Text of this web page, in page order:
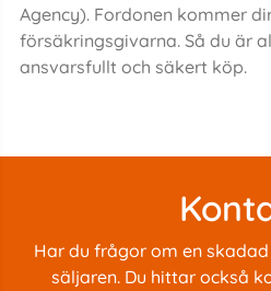
Agency). Fordonen kommer
försäkringsgivarna. Så du är
ansvarsfullt och säkert köp.
Har du frågor om en
säljaren. Du hittar också